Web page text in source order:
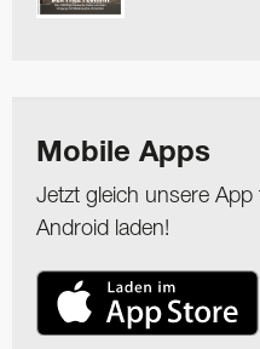
Mobile Apps
Jetzt gleich unsere
Android laden!